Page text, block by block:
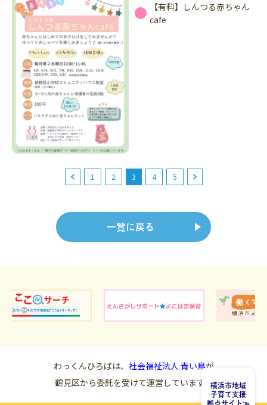
【有料】しんつる赤ちゃん
cafe
1 2 3 4 5
一覧に戻る
わっくんひろばは、 社会福祉法人 青い鳥が
鶴見区から委託を受けて運営しています。横浜市地域
子育て支援
拠点サイト